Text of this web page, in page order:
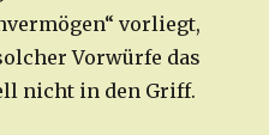
vorliegt,
Vorwürfe das
nicht in den Griff.